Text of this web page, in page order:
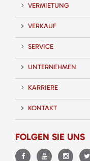
VERMIETUNG
VERKAUF
SERVICE
UNTERNEHMEN
KARRIERE
KONTAKT
FOLGEN SIE UNS